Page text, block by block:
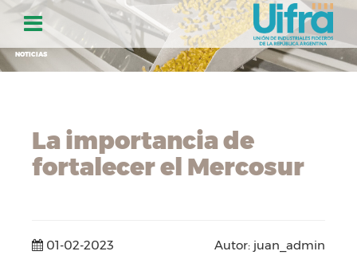
NOTICIAS
La importancia de
fortalecer el Mercosur
01-02-2023 Autor: juan_admin